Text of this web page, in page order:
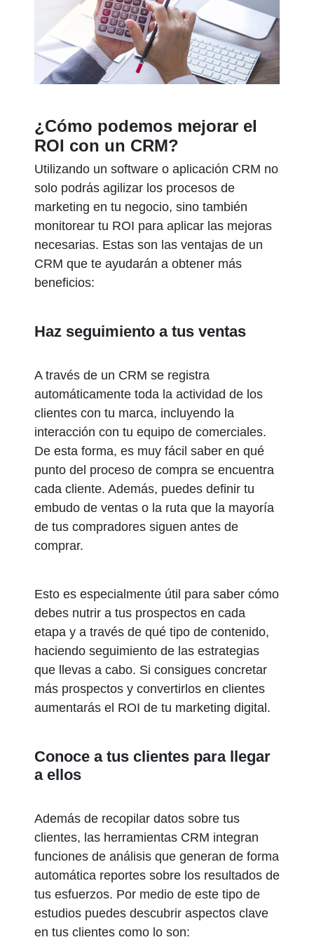
¿Cómo podemos mejorar el
ROI con un CRM?
Utilizando un software o aplicación CRM no
solo podrás agilizar los procesos de
marketing en tu negocio, sino también
monitorear tu ROI para aplicar las mejoras
necesarias. Estas son las ventajas de un
CRM que te ayudarán a obtener más
beneficios:
Haz seguimiento a tus ventas
A través de un CRM se registra
automáticamente toda la actividad de los
clientes con tu marca, incluyendo la
interacción con tu equipo de comerciales.
De esta forma, es muy fácil saber en qué
punto del proceso de compra se encuentra
cada cliente. Además, puedes definir tu
embudo de ventas o la ruta que la mayoría
de tus compradores siguen antes de
comprar.
Esto es especialmente útil para saber cómo
debes nutrir a tus prospectos en cada
etapa y a través de qué tipo de contenido,
haciendo seguimiento de las estrategias
que llevas a cabo. Si consigues concretar
más prospectos y convertirlos en clientes
aumentarás el ROI de tu marketing digital.
Conoce a tus clientes para llegar
a ellos
Además de recopilar datos sobre tus
clientes, las herramientas CRM integran
funciones de análisis que generan de forma
automática reportes sobre los resultados de
tus esfuerzos. Por medio de este tipo de
estudios puedes descubrir aspectos clave
en tus clientes como lo son: